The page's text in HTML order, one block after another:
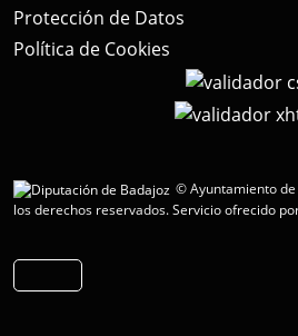
Protección de Datos
Política de Cookies
© Ayuntamiento de
los derechos reservados.Servicio ofrecido